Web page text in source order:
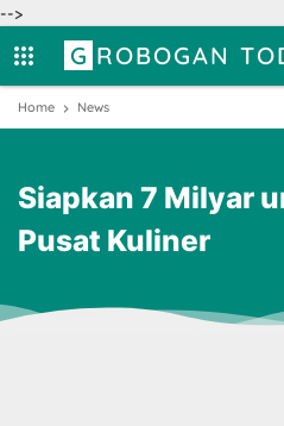
-->
GROBOGAN
Home News
Siapkan 7 Milyar
Pusat Kuliner